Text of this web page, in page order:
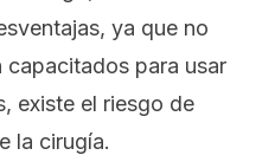
ya que no
para usar
existe el riesgo de
la cirugía.